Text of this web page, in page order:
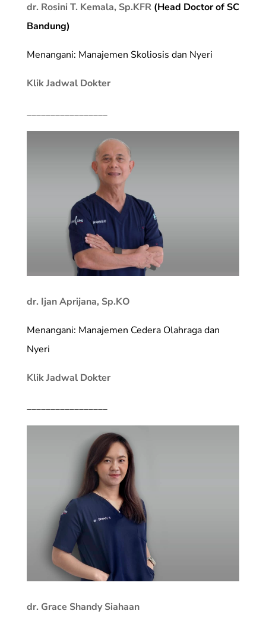
dr. Rosini T. Kemala, Sp.KFR(Head Doctor of SC
Bandung)
Menangani: Manajemen Skoliosis dan Nyeri
Klik Jadwal Dokter
_________________
dr. Ijan Aprijana, Sp.KO
Menangani: Manajemen Cedera Olahraga dan
Nyeri
Klik Jadwal Dokter
_________________
dr. Grace Shandy Siahaan